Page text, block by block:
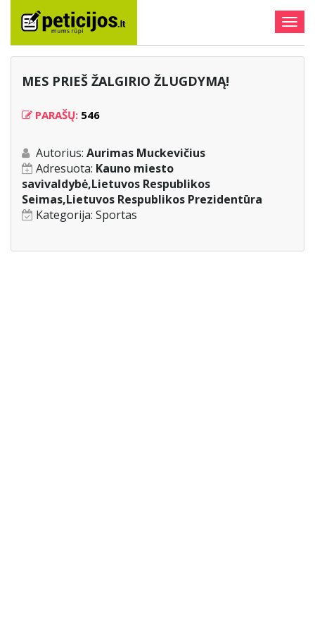
MES PRIEŠ ŽALGIRIO ŽLUGDYMĄ!
PARAŠŲ: 546
Autorius: Aurimas Muckevičius
Adresuota: Kauno miesto
savivaldybė,Lietuvos Respublikos
Seimas,Lietuvos Respublikos Prezidentūra
Kategorija: Sportas